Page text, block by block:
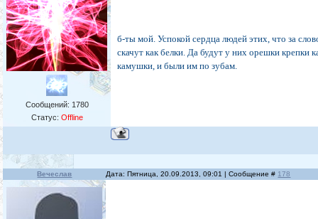
Сообщений: 1780
Статус: Offline
б-ты мой. Успокой сердца людей этих, что за
скачут как белки. Да будут у них орешки крепки
камушки, и были им по зубам.
Вечеслав Дата: Пятница, 20.09.2013, 09:01 | Сообщение # 178